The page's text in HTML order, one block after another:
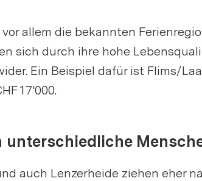
allem die bekannten
sich durch ihre hohe
Ein Beispiel dafür ist Flims/
17'000.
unterschiedliche
auch Lenzerheide ziehen eher